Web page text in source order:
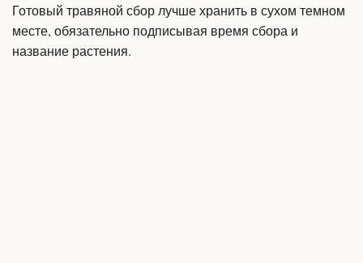
Готовый травяной сбор лучше хранить в сухом темном
месте, обязательно подписывая время сбора и
название растения.